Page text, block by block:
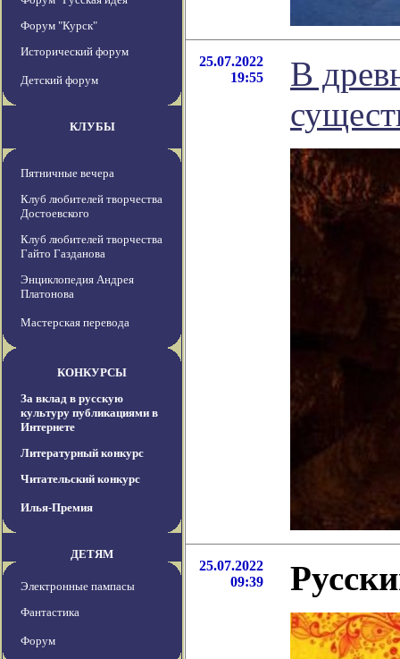
Форум "Курск"
Исторический форум
Детский форум
КЛУБЫ
Пятничные вечера
Клуб любителей творчества
Достоевского
Клуб любителей творчества
Гайто Газданова
Энциклопедия Андрея
Платонова
Мастерская перевода
КОНКУРСЫ
За вклад в русскую
культуру публикациями в
Интернете
Литературный конкурс
Читательский конкурс
Илья-Премия
ДЕТЯМ
Электронные пампасы
Фантастика
Форум
25.07.2022
19:55
В
25.07.2022
09:39